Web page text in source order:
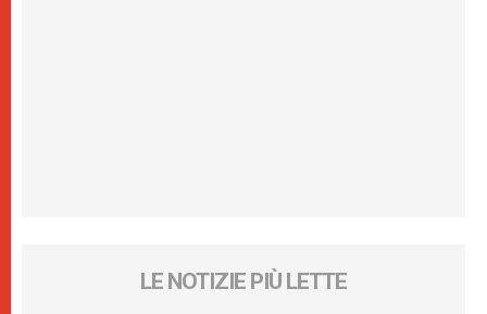
LE NOTIZIE PIÙ LETTE